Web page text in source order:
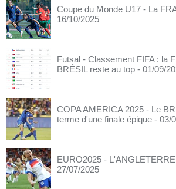
Coupe du Monde U17 - La
16/10/2025
Futsal - Classement FIFA : la
BRÉSIL reste au top - 01/09/
COPA AMERICA 2025 - Le
terme d'une finale épique - 03/
EURO2025 -
27/07/2025